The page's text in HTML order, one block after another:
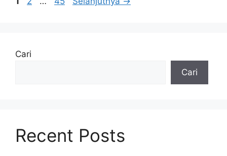
Cari
Cari
Recent Posts